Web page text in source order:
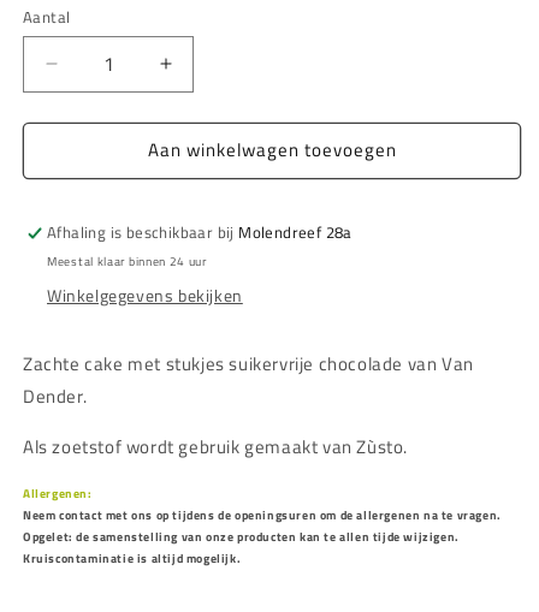
Aantal
Aantal
Aantal
verlagen
voor
Chocoladecake
zonder
suiker
Aantal
verhogen
voor
Chocoladecake
zonder
suiker
Aan winkelwagen toevoegen
Afhaling is beschikbaar bij Molendreef 28a
Meestal klaar binnen 24 uur
Winkelgegevens bekijken
Zachte cake met stukjes suikervrije chocolade van Van
Dender.
Als zoetstof wordt gebruik gemaakt vanZùsto.
Allergenen:
Neem contact met ons op tijdens de openingsuren om de allergenen na te vragen.
Opgelet: de samenstelling van onze producten kan te allen tijde wijzigen.
Kruiscontaminatie is altijd mogelijk.